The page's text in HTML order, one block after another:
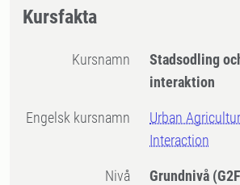
Kursfakta
Kursnamn
Stadsodling
interaktion
Engelsk kursnamn
Urban
Interaction
Nivå Grundnivå